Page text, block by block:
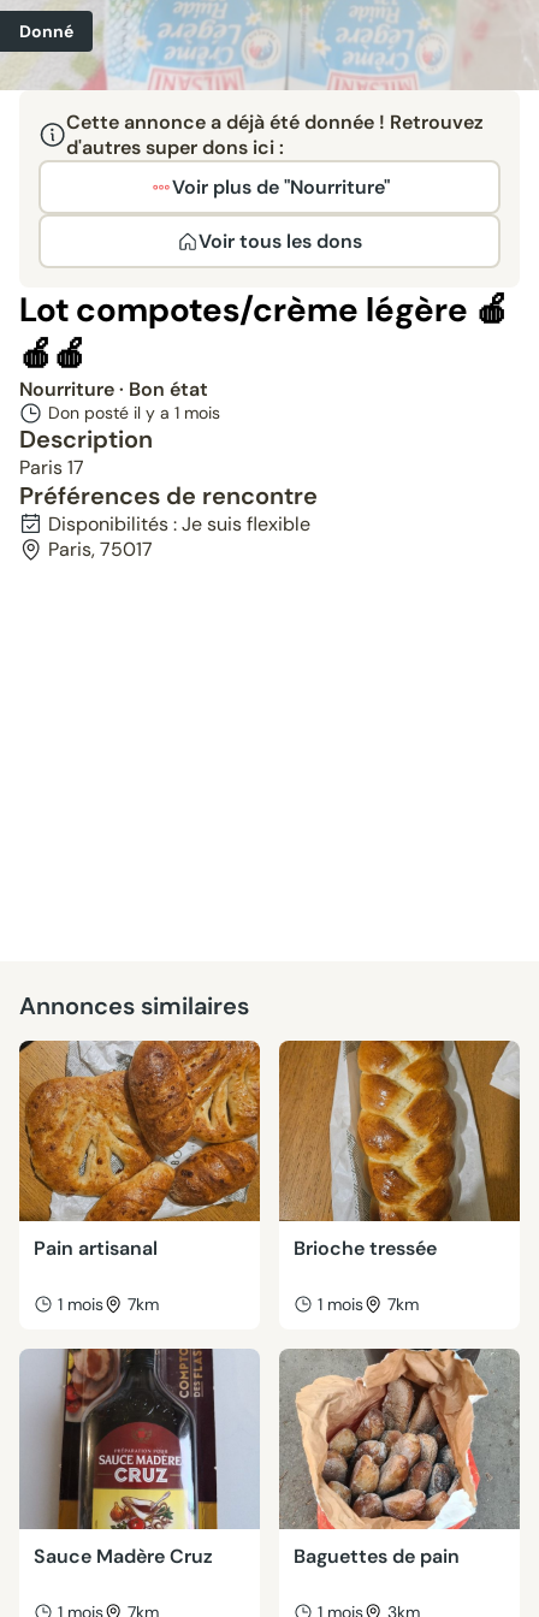
Donné
Cette annonce a déjà été donnée ! Retrouvez
d'autres super dons ici :
Voir plus de "Nourriture"
Voir tous les dons
Lot compotes/crème légère 🍎
🍎🍎
Nourriture· Bon état
Don posté il y a 1 mois
Description
Paris 17
Préférences de rencontre
Disponibilités : Je suis flexible
Paris, 75017
Annonces similaires
Pain artisanal
1 mois 7km
Brioche tressée
1 mois 7km
Sauce Madère Cruz
1 mois 7km
Baguettes de pain
1 mois 3km